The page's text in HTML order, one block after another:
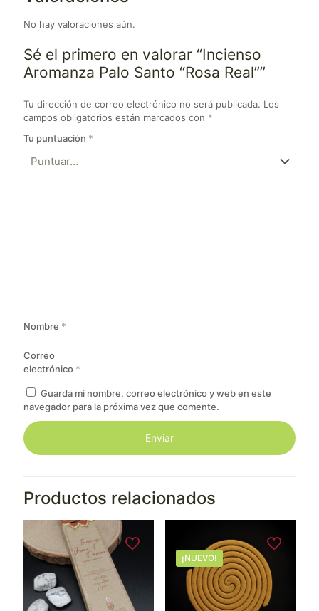
No hay valoraciones aún.
Sé el primero en valorar “Incienso
Aromanza Palo Santo “Rosa Real””
Tu dirección de correo electrónico no será publicada. Los
campos obligatorios están marcados con *
Tu puntuación *
Nombre *
Correo
electrónico *
Guarda mi nombre, correo electrónico y web en este
navegador para la próxima vez que comente.
Productos relacionados
¡NUEVO!